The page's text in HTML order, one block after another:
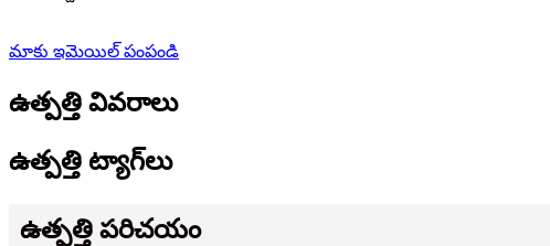
మాకు ఇమెయిల్ పంపండి
ఉత్పత్తి వివరాలు
ఉత్పత్తి ట్యాగ్‌లు
ఉత్పత్తి పరిచయం